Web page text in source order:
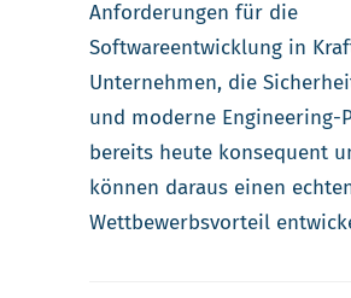
Anforderungen für die
Softwareentwicklung in
Unternehmen, die
und moderne Engineering-
bereits heute konsequent
können daraus einen
Wettbewerbsvorteil